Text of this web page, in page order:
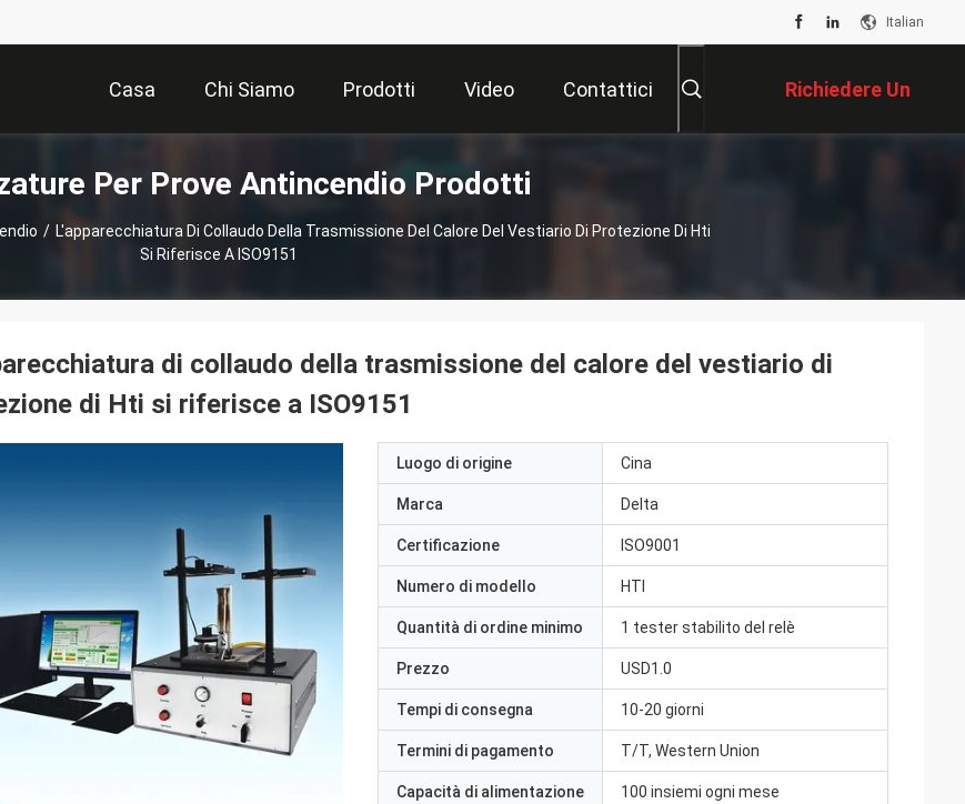
Italian
Casa Chi Siamo Prodotti Video Contattici Richiedere Un
Preventivo
Per Prove Antincendio Prodotti
/ L'apparecchiatura Di Collaudo Della Trasmissione Del Calore Del Vestiario Di Protezione Di Hti
Si Riferisce A ISO9151
di collaudo della trasmissione del calore del vestiario di
di Hti si riferisce a ISO9151
Luogo di origine Cina
Marca Delta
Certificazione ISO9001
Numero di modello HTI
Quantità di ordine minimo 1 tester stabilito del relè
Prezzo USD1.0
Tempi di consegna 10-20 giorni
Termini di pagamento T/T, Western Union
Capacità di alimentazione 100 insiemi ogni mese